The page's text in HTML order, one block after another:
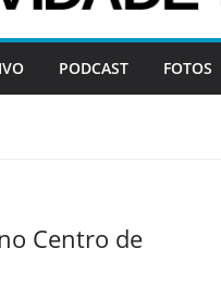
PODCAST FOTOS
Centro de